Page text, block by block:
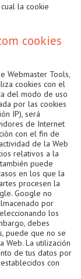
la cookie
cookies
Webmaster Tools,
cookies con el
del modo de uso
por las cookies
IP), será
de Internet
con el fin de
de la Web
relativos a la
puede
en los que la
procesen la
Google no
por
los
debes
puede que no se
La utilización
de tus datos por
con